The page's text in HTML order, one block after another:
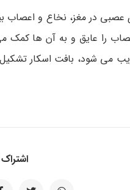
عصبی در مغز، نخاع و
را عایق و به آن ­ها کمک
می­ شود، بافت اسکار